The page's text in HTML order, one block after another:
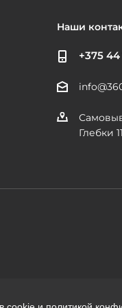
Наши
+375
Глебки